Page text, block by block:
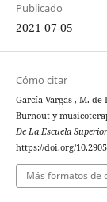
Publicado
2021-07-05
Cómo citar
García-Vargas , M.
Burnout y
De La Escuela
https://doi.org/
Más formatos de